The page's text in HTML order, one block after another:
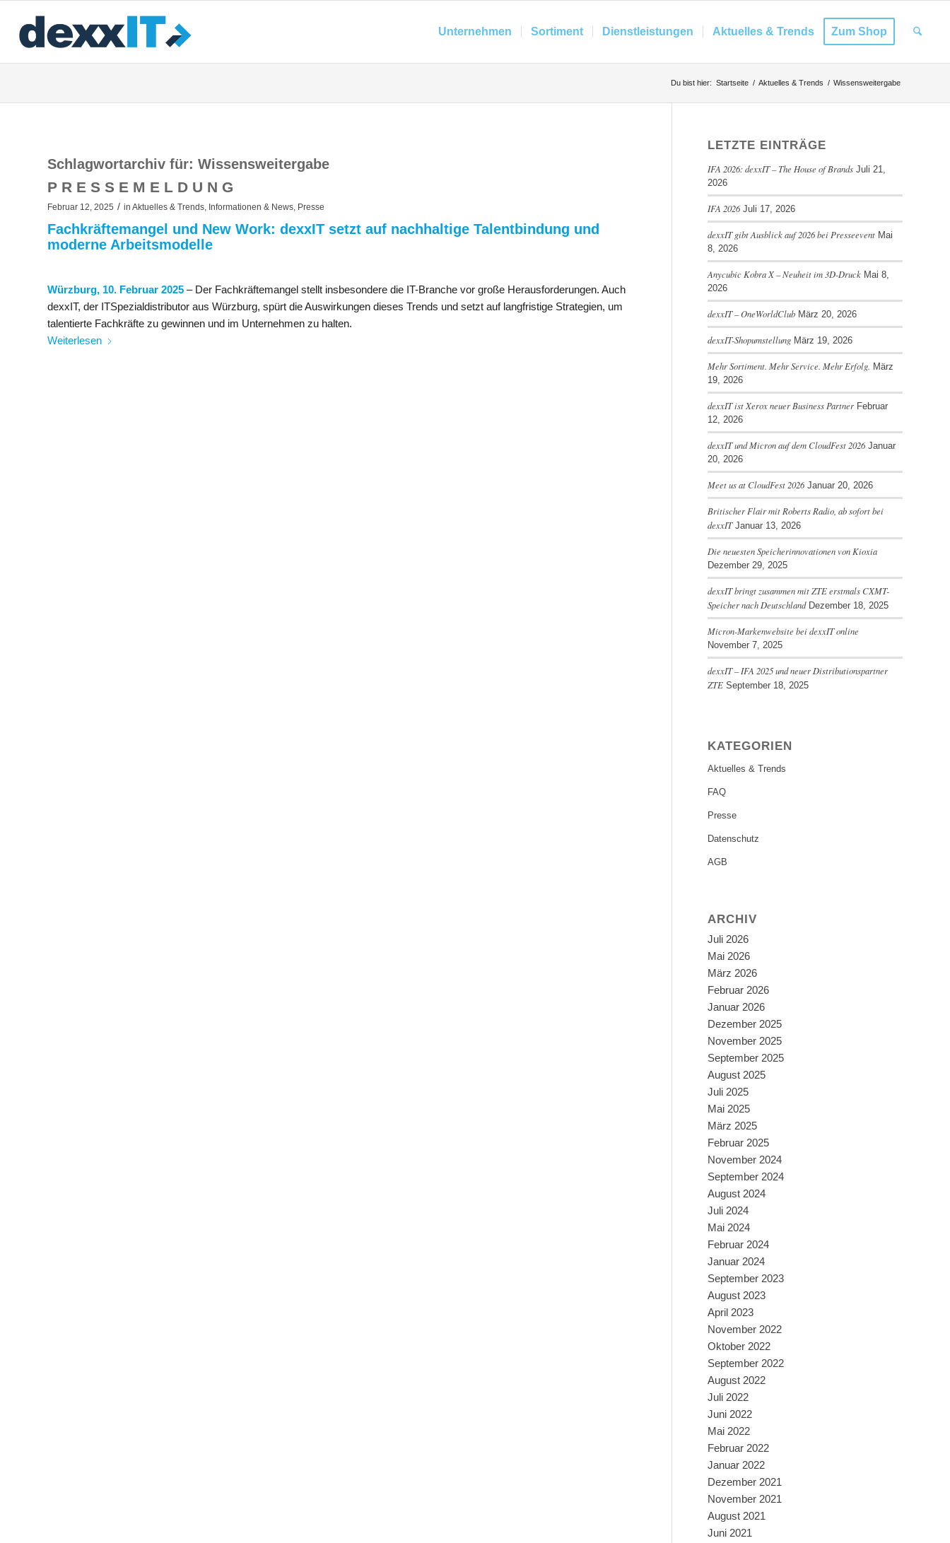
Unternehmen Sortiment Dienstleistungen Aktuelles & Trends Zum Shop
Du bist hier: Startseite / Aktuelles & Trends / Wissensweitergabe
Schlagwortarchiv für: Wissensweitergabe
P R E S S E M E L D U N G
Februar 12, 2025 / in Aktuelles & Trends, Informationen & News, Presse
Fachkräftemangel und New Work: dexxIT setzt auf nachhaltige Talentbindung und
moderne Arbeitsmodelle
Würzburg, 10. Februar 2025 – Der Fachkräftemangel stellt insbesondere die IT-Branche vor große Herausforderungen. Auch
dexxIT, der ITSpezialdistributor aus Würzburg, spürt die Auswirkungen dieses Trends und setzt auf langfristige Strategien, um
talentierte Fachkräfte zu gewinnen und im Unternehmen zu halten.
Weiterlesen
LETZTE EINTRÄGE
IFA 2026: dexxIT – The House of Brands Juli 21,
2026
IFA 2026 Juli 17, 2026
dexxIT gibt Ausblick auf 2026 bei Presseevent Mai
8, 2026
Anycubic Kobra X – Neuheit im 3D-Druck Mai 8,
2026
dexxIT – OneWorldClub März 20, 2026
dexxIT-Shopumstellung März 19, 2026
Mehr Sortiment. Mehr Service. Mehr Erfolg. März
19, 2026
dexxIT ist Xerox neuer Business Partner Februar
12, 2026
dexxIT und Micron auf dem CloudFest 2026 Januar
20, 2026
Meet us at CloudFest 2026 Januar 20, 2026
Britischer Flair mit Roberts Radio, ab sofort bei
dexxIT Januar 13, 2026
Die neuesten Speicherinnovationen von Kioxia
Dezember 29, 2025
dexxIT bringt zusammen mit ZTE erstmals CXMT-
Speicher nach Deutschland Dezember 18, 2025
Micron-Markenwebsite bei dexxIT online
November 7, 2025
dexxIT – IFA 2025 und neuer Distributionspartner
ZTE September 18, 2025
KATEGORIEN
Aktuelles & Trends
FAQ
Presse
Datenschutz
AGB
ARCHIV
Juli 2026
Mai 2026
März 2026
Februar 2026
Januar 2026
Dezember 2025
November 2025
September 2025
August 2025
Juli 2025
Mai 2025
März 2025
Februar 2025
November 2024
September 2024
August 2024
Juli 2024
Mai 2024
Februar 2024
Januar 2024
September 2023
August 2023
April 2023
November 2022
Oktober 2022
September 2022
August 2022
Juli 2022
Juni 2022
Mai 2022
Februar 2022
Januar 2022
Dezember 2021
November 2021
August 2021
Juni 2021